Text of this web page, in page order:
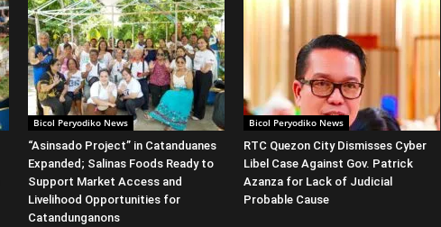
Bicol Peryodiko News
“Asinsado Project” in Catanduanes
Expanded; Salinas Foods Ready to
Support Market Access and
Livelihood Opportunities for
Catandunganons
Bicol Peryodiko News
RTC Quezon City Dismisses Cyber
Libel Case Against Gov. Patrick
Azanza for Lack of Judicial
Probable Cause